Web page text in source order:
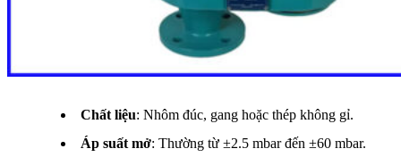
Chất liệu: Nhôm đúc, gang hoặc thép không gỉ.
Áp suất mở: Thường từ ±2.5 mbar đến ±60 mbar.